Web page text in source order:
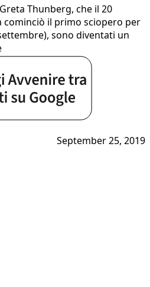
Thunberg, che il 20
cominciò il primo sciopero per
sono diventati un
September 25, 2019